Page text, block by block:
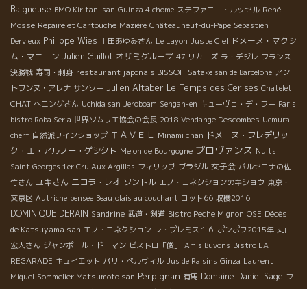
Baigneuse BMO Kiritani san Guinza 4 chome ステファニー・ルッセル René
Mosse Repaire et Cartouche Mazière Châteauneuf-du-Pape Sebastien
Dervieux Philippe Wies 上田あゆみさん Le Layon Juste Ciel ドメーヌ・マクシ
ム・マニョン Julien Guillot オザミグループ 47 リカーズ ラ・デジレ フランス
決勝戦 寿司・刺身 restaurant japonais BISSOH Satake san de Barcelone アン
トワンヌ・アレナ サンソー Julien Altaber Le Temps des Cerises Chatelet
CHAT へニングさん Uchida san Jeroboam Sengan-en キューヴェ・デ・フー Paris
bistro Roba Seria 世界ソムリエ協会の会長 2018 Vendange Descombes Uemura
cherf 自然派ワインショップ ＴＡＶＥＬ Minami chan ドメーヌ・フレデリッ
ク・エ・アルノー・ゲシクト Melon de Bourgogne プロヴァンス Nuits
Saint Georges 1er Cru Aux Argillas フィリップ ブラジル 女子会 バルセロナの佐
竹さん ユキさん ニコラ・レオ ソントル エノ・コネクションのキショウ 東京・
文京区 Autriche pensee Beaujolais au couchant ロット66 収穫2016
DOMINIQUE DERAIN Sandrine 武道・剣道 Bistro Peche Mignon OSE Décès
de Katsuyama san エノ・コネクション レ・プレミス１６ ポンポワ2015年 丸山
宏人さん ジャンポール・ドーマン ビストロ「俊」 Amis Buvons Bistro LA
REGARADE キュイエット パリ・ベルヴィル Jus de Raisins Ginza Laurent
Miquel Sommelier Matsumoto san Perpignan 有馬 Domaine Daniel Sage フ